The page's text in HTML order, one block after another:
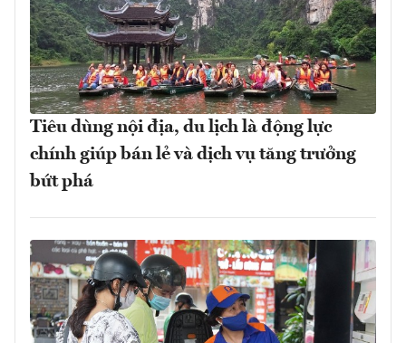
Tiêu dùng nội địa, du lịch là động lực
chính giúp bán lẻ và dịch vụ tăng trưởng
bứt phá